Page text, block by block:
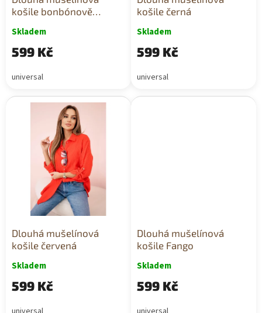
košile bonbónově
Skladem
599 Kč
universal
košile černá
Skladem
599 Kč
universal
Dlouhá mušelínová
košile červená
Skladem
599 Kč
Dlouhá mušelínová
košile Fango
Skladem
599 Kč